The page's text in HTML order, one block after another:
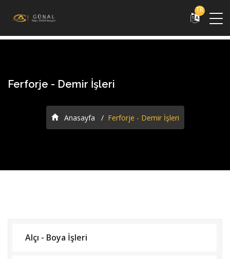
TR
Ferforje - Demir İşleri
Anasayfa Ferforje - Demir İşleri
Alçı - Boya İşleri